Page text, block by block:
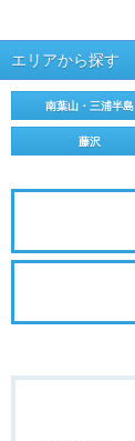
エリアから探す
南葉山・三浦半島
藤沢